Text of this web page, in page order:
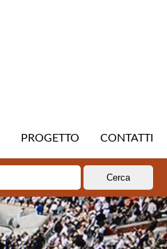
PROGETTO CONTATTI